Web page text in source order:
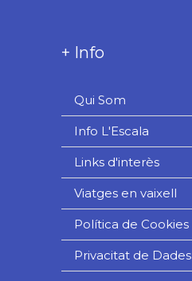
+ Info
Qui Som
Info L'Escala
Links d'interès
Viatges en vaixell
Política de Cookies
Privacitat de Dades